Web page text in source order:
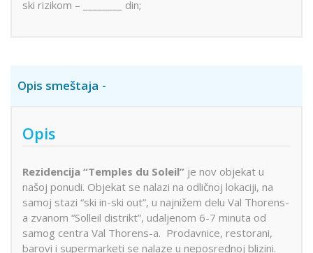
ski rizikom – ________ din;
Opis smeštaja
Opis
Rezidencija “Temples du Soleil” je nov objekat u
našoj ponudi. Objekat se nalazi na odličnoj lokaciji, na
samoj stazi “ski in-ski out”, u najnižem delu Val Thorens-
a zvanom “Solleil distrikt”, udaljenom 6-7 minuta od
samog centra Val Thorens-a. Prodavnice, restorani,
barovi i supermarketi se nalaze u neposrednoj blizini.